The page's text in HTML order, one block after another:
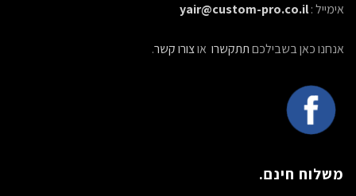
אימייל :yair@custom-pro.co.il
אנחנו כאן בשבילכםתתקשרו אוצורו קשר.
משלוח חינם.